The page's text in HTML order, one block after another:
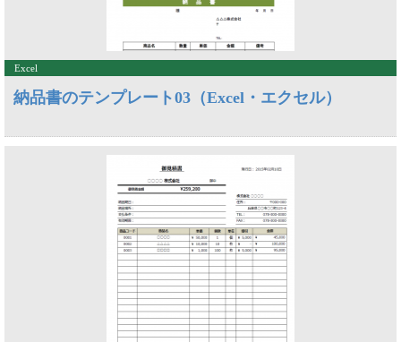
Excel
納品書のテンプレート03（Excel・エクセル）